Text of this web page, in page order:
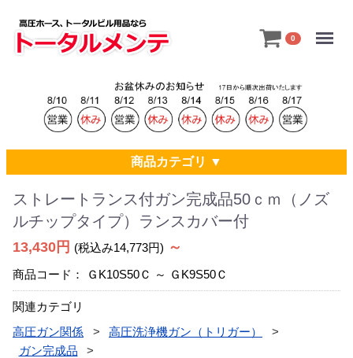
0
商品カテゴリ ▼
ストレートランス付ガン完成品50ｃｍ（ノズ
ルチップタイプ）ランスカバー付
13,430円 (税込み14,773円) ～
商品コード： ＧK10S50Ｃ ～ ＧK9S50Ｃ
関連カテゴリ
高圧ガン関係
高圧洗浄機ガン（トリガー）
ガン完成品